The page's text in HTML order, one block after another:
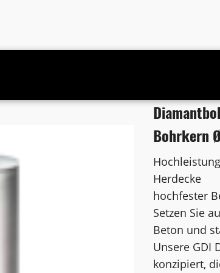
1 1/4 Zoll UNC Bohrkern Ø 639 mm
Bohrkern
Herdecke
hochfester
Setzen Sie
Beton und
Unsere GDI
konzipiert,